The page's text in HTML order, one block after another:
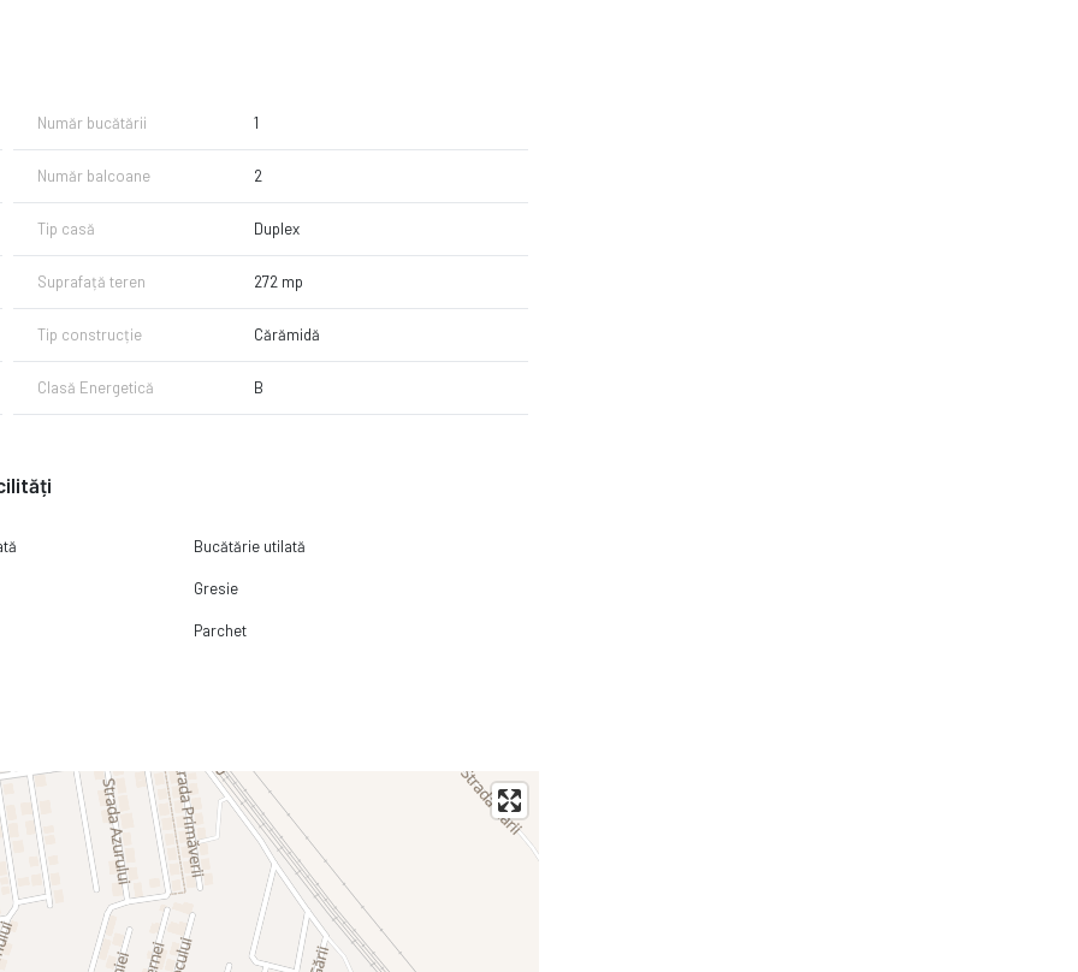
baie, 2 balcoane;
interior)
transport
Număr bucătării 1
Număr balcoane 2
Tip casă Duplex
Suprafață teren 272 mp
Tip construcție Cărămidă
Clasă Energetică B
Bucătărie utilată
Gresie
Parchet